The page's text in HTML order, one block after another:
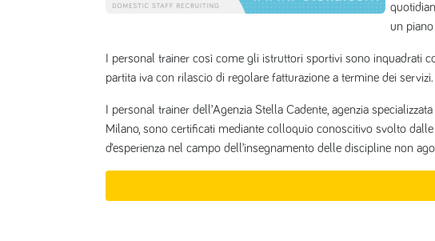
un
I personal trainer così come gli istruttori sportivi sono inquadrati
partita iva con rilascio di regolare fatturazione a termine dei servizi.
I personal trainer dell’Agenzia Stella Cadente, agenzia
Milano, sono certificati mediante colloquio conoscitivo svolto
d’esperienza nel campo dell’insegnamento delle discipline non